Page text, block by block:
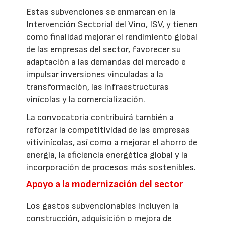
Estas subvenciones se enmarcan en la
Intervención Sectorial del Vino, ISV, y tienen
como finalidad mejorar el rendimiento global
de las empresas del sector, favorecer su
adaptación a las demandas del mercado e
impulsar inversiones vinculadas a la
transformación, las infraestructuras
vinícolas y la comercialización.
La convocatoria contribuirá también a
reforzar la competitividad de las empresas
vitivinícolas, así como a mejorar el ahorro de
energía, la eficiencia energética global y la
incorporación de procesos más sostenibles.
Apoyo a la modernización del sector
Los gastos subvencionables incluyen la
construcción, adquisición o mejora de